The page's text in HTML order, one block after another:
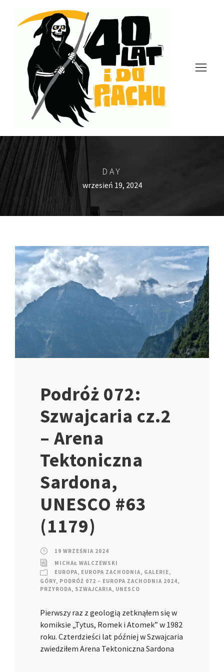
DAY
wrzesień 19, 2024
Podróż 072:
Szwajcaria cz.2
– Arena
Tektoniczna
Sardona,
UNESCO #63
(1179)
19 WRZEŚNIA 2024
MICHAŁ WALCZEWSKI
EUROPA, EUROPA ZACHODNIA, GALERIE,
GÓRY, PODRÓŻ 072 – EUROPA ZACHODNIA 2024,
PRZYRODA, SZWAJCARIA, UNESCO
Pierwszy raz z geologią zetknąłem się w
komiksie „Tytus, Romek i Atomek” w 1982
roku. Czterdzieści lat później w Szwajcaria
zwiedziłem Arena Tektoniczna Sardona